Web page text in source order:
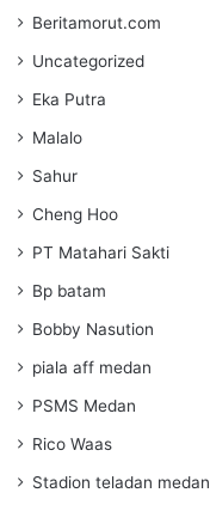
Beritamorut.com
Uncategorized
Eka Putra
Malalo
Sahur
Cheng Hoo
PT Matahari Sakti
Bp batam
Bobby Nasution
piala aff medan
PSMS Medan
Rico Waas
Stadion teladan medan